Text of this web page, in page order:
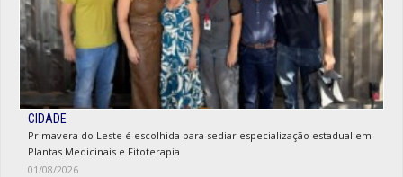
CIDADE
Primavera do Leste é escolhida para sediar especialização estadual em
Plantas Medicinais e Fitoterapia
01/08/2026